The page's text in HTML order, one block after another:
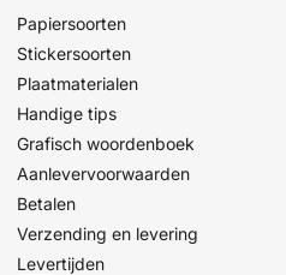
Papiersoorten
Stickersoorten
Plaatmaterialen
Handige tips
Grafisch woordenboek
Aanlevervoorwaarden
Betalen
Verzending en levering
Levertijden